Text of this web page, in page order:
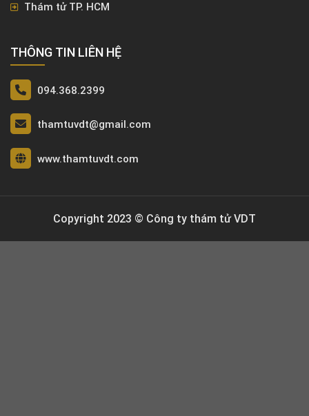
Thám tử TP. HCM
THÔNG TIN LIÊN HỆ
094.368.2399
thamtuvdt@gmail.com
www.thamtuvdt.com
Copyright 2023 © Công ty thám tử VDT